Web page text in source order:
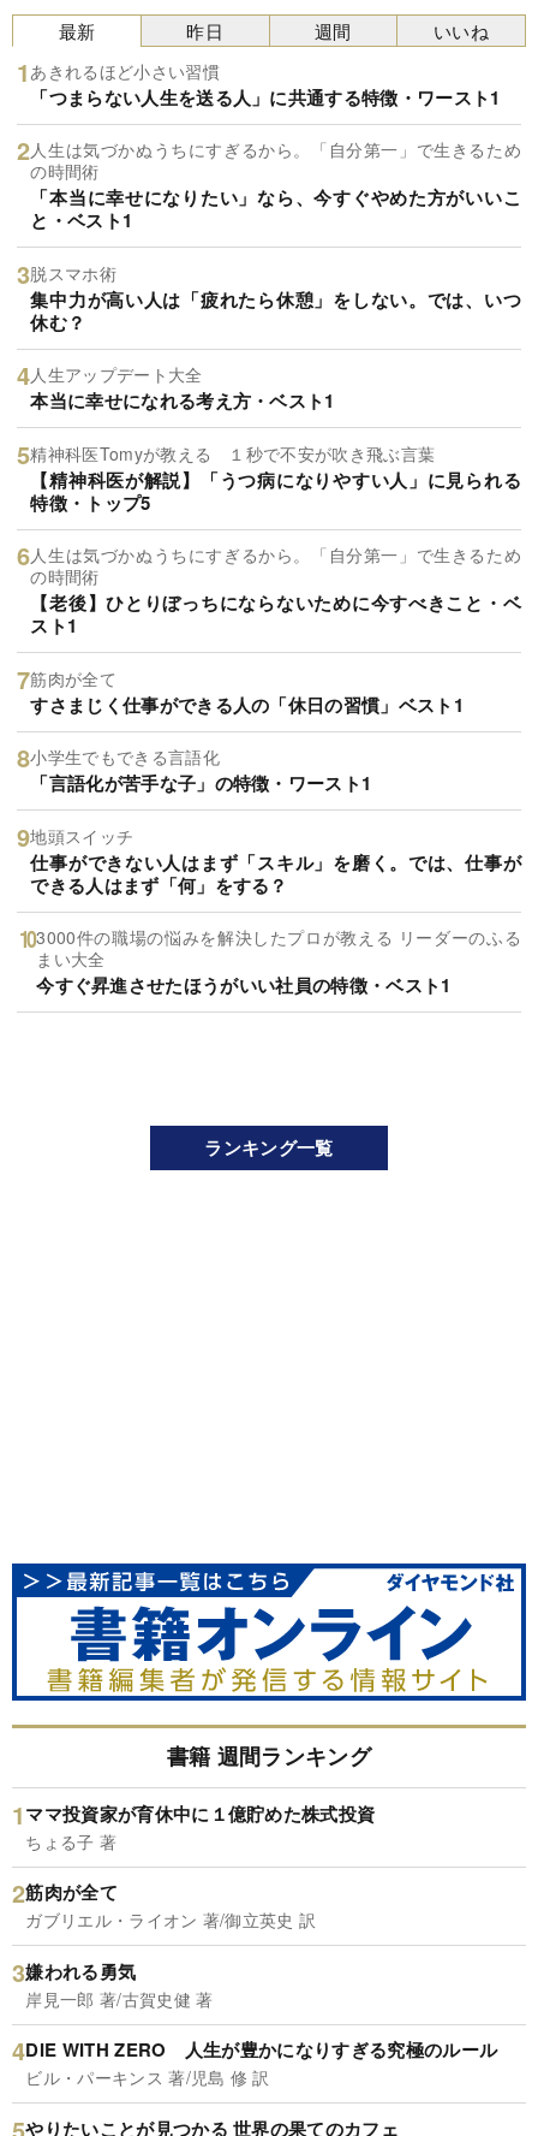
最新
あきれるほど小さい習慣
「つまらない人生を送る人」に共通する特徴・ワースト1
人生は気づかぬうちにすぎるから。「自分第一」で生きるため
の時間術
「本当に幸せになりたい」なら、今すぐやめた方がいいこ
と・ベスト1
脱スマホ術
集中力が高い人は「疲れたら休憩」をしない。では、いつ
休む？
人生アップデート大全
本当に幸せになれる考え方・ベスト1
精神科医Tomyが教える １秒で不安が吹き飛ぶ言葉
【精神科医が解説】「うつ病になりやすい人」に見られる
特徴・トップ5
人生は気づかぬうちにすぎるから。「自分第一」で生きるため
の時間術
【老後】ひとりぼっちにならないために今すべきこと・ベ
スト1
筋肉が全て
すさまじく仕事ができる人の「休日の習慣」ベスト1
小学生でもできる言語化
「言語化が苦手な子」の特徴・ワースト1
地頭スイッチ
仕事ができない人はまず「スキル」を磨く。では、仕事が
できる人はまず「何」をする？
3000件の職場の悩みを解決したプロが教える リーダーのふる
まい大全
今すぐ昇進させたほうがいい社員の特徴・ベスト1
昨日 週間 いいね
ランキング一覧
書籍 週間ランキング
ママ投資家が育休中に１億貯めた株式投資
ちょる子 著
筋肉が全て
ガブリエル・ライオン 著/御立英史 訳
嫌われる勇気
岸見一郎 著/古賀史健 著
DIE WITH ZERO 人生が豊かになりすぎる究極のルール
ビル・パーキンス 著/児島 修 訳
やりたいことが見つかる 世界の果てのカフェ